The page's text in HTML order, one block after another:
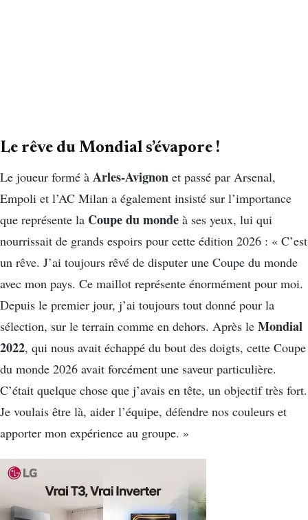
Le rêve du Mondial s’évapore !
Le joueur formé à Arles-Avignon et passé par Arsenal,
Empoli et l’AC Milan a également insisté sur l’importance
que représente la Coupe du monde à ses yeux, lui qui
nourrissait de grands espoirs pour cette édition 2026 : « C’est
un rêve. J’ai toujours rêvé de disputer une Coupe du monde
avec mon pays. Ce maillot représente énormément pour moi.
Depuis le premier jour, j’ai toujours tout donné pour la
sélection, sur le terrain comme en dehors. Après le Mondial
2022, qui nous avait échappé du bout des doigts, cette Coupe
du monde 2026 avait forcément une saveur particulière.
C’était quelque chose que j’avais en tête, un objectif très fort.
Je voulais être là, aider l’équipe, défendre nos couleurs et
apporter mon expérience au groupe. »